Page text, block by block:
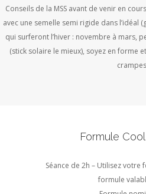
Conseils de la MSS avant de venir en
avec une semelle semi rigide dans l’idéal
qui surferont l’hiver : novembre à mars,
(stick solaire le mieux), soyez en forme
Formule
Séance de 2h – Utilisez
formule